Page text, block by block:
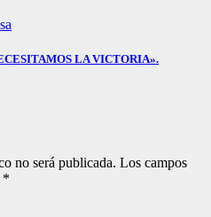
LA VICTORIA».
no será publicada. Los campos
*